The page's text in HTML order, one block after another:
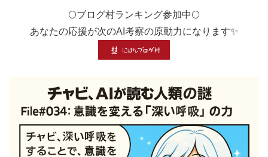
🌕ブログ村ランキング参加中🌕
あなたの応援が次のAI考察の原動力になります✨